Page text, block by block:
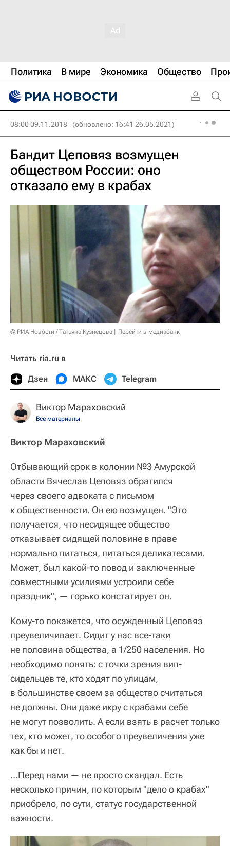
Политика В мире Экономика Общество
08:00 09.11.2018 (обновлено: 16:41 26.05.2021)
Бандит Цеповяз возмущен
обществом России: оно
отказало ему в крабах
© РИА Новости / Татьяна Кузнецова Перейти в медиабанк
Читать ria.ru в
Дзен МАКС Telegram
Виктор Мараховский
Все материалы
Виктор Мараховский
Отбывающий срок в колонии №3 Амурской
области Вячеслав Цеповяз обратился
через своего адвоката с письмом
к общественности. Он ею возмущен. "Это
получается, что несидящее общество
отказывает сидящей половине в праве
нормально питаться, питаться деликатесами.
Может, был какой-то повод и заключенные
совместными усилиями устроили себе
праздник", — горько констатирует он.
Кому-то покажется, что осужденный Цеповяз
преувеличивает. Сидит у нас все-таки
не половина общества, а 1/250 населения. Но
необходимо понять: с точки зрения вип-
сидельцев те, кто ходят по улицам,
в большинстве своем за общество считаться
не должны. Они даже икру с крабами себе
не могут позволить. А если взять в расчет только
тех, кто может, то особого преувеличения уже
как бы и нет.
…Перед нами — не просто скандал. Есть
несколько причин, по которым "дело о крабах"
приобрело, по сути, статус государственной
важности.